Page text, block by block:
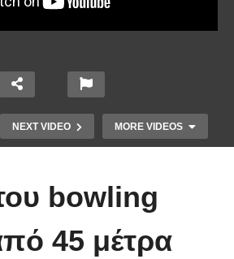
NEXT VIDEO MORE VIDEOS
bowling
45 μέτρα